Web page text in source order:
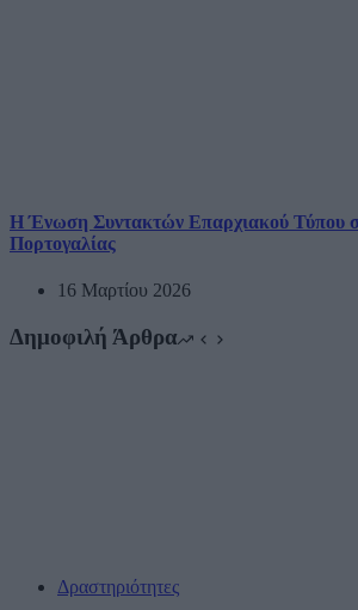
Η Ένωση Συντακτών Επαρχιακού Τύπου
Πορτογαλίας
16 Μαρτίου 2026
Δημοφιλή Άρθρα
Δραστηριότητες